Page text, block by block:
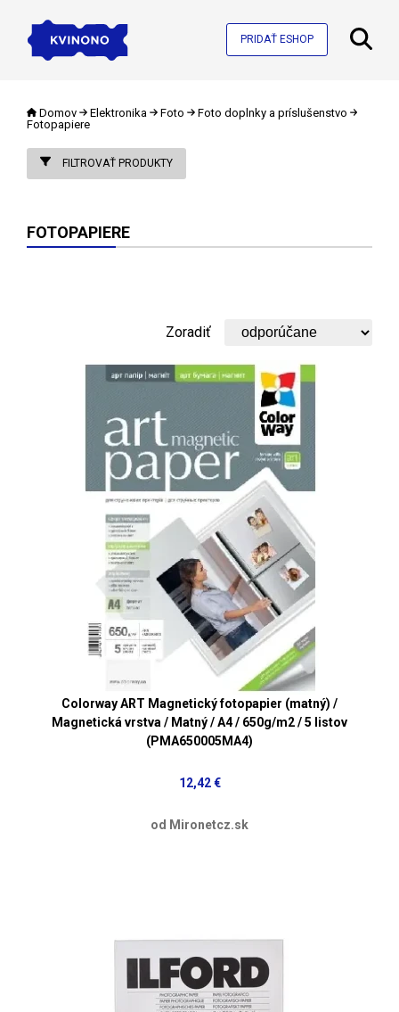
PRIDAŤ ESHOP
Domov Elektronika Foto
Foto doplnky a príslušenstvo
Fotopapiere
FILTROVAŤ PRODUKTY
FOTOPAPIERE
Zoradiť
Colorway ART Magnetický fotopapier (matný) /
Magnetická vrstva / Matný / A4 / 650g/m2 / 5 listov
(PMA650005MA4)
12,42 €
od Mironetcz.sk